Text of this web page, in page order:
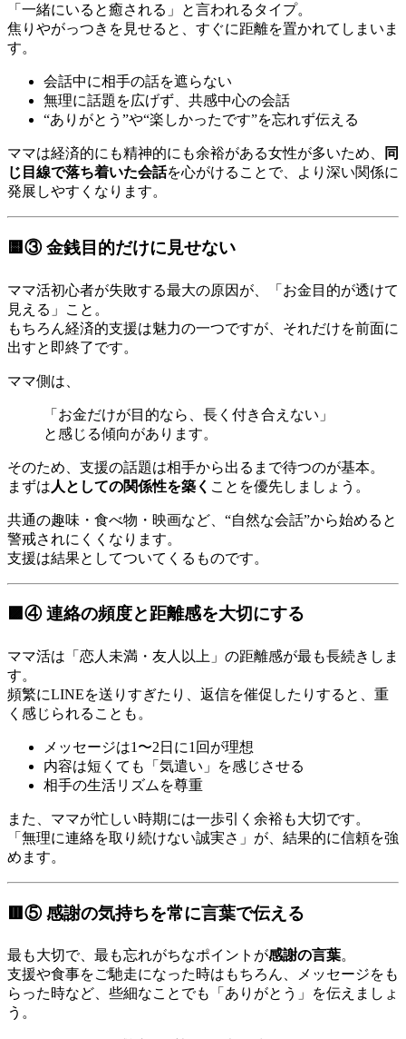
「一緒にいると癒される」と言われるタイプ。
焦りやがっつきを見せると、すぐに距離を置かれてしまいま
す。
会話中に相手の話を遮らない
無理に話題を広げず、共感中心の会話
“ありがとう”や“楽しかったです”を忘れず伝える
ママは経済的にも精神的にも余裕がある女性が多いため、
同
じ目線で落ち着いた会話を心がけることで、より深い関係に
発展しやすくなります。
🟨③ 金銭目的だけに見せない
ママ活初心者が失敗する最大の原因が、「お金目的が透けて
見える」こと。
もちろん経済的支援は魅力の一つですが、それだけを前面に
出すと即終了です。
ママ側は、
「お金だけが目的なら、長く付き合えない」
と感じる傾向があります。
そのため、支援の話題は相手から出るまで待つのが基本。
まずは 人としての関係性を築く ことを優先しましょう。
共通の趣味・食べ物・映画など、“自然な会話”から始めると
警戒されにくくなります。
支援は結果としてついてくるものです。
🟪④ 連絡の頻度と距離感を大切にする
ママ活は「恋人未満・友人以上」の距離感が最も長続きしま
す。
頻繁にLINEを送りすぎたり、返信を催促したりすると、重
く感じられることも。
メッセージは1〜2日に1回が理想
内容は短くても「気遣い」を感じさせる
相手の生活リズムを尊重
また、ママが忙しい時期には一歩引く余裕も大切です。
「無理に連絡を取り続けない誠実さ」が、結果的に信頼を強
めます。
🟥⑤ 感謝の気持ちを常に言葉で伝える
最も大切で、最も忘れがちなポイントが感謝の言葉。
支援や食事をご馳走になった時はもちろん、メッセージをも
らった時など、些細なことでも「ありがとう」を伝えましょ
う。